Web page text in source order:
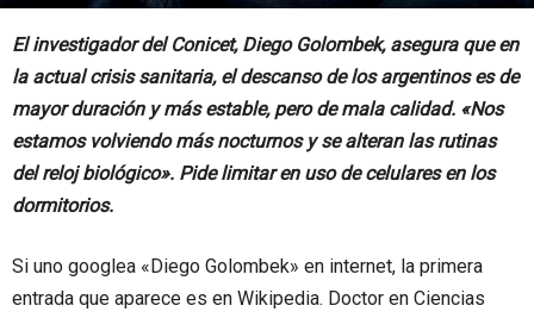
El investigador del Conicet, Diego Golombek, asegura que en
la actual crisis sanitaria, el descanso de los argentinos es de
mayor duración y más estable, pero de mala calidad. «Nos
estamos volviendo más nocturnos y se alteran las rutinas
del reloj biológico». Pide limitar en uso de celulares en los
dormitorios.
Si uno googlea «Diego Golombek» en internet, la primera
entrada que aparece es en Wikipedia. Doctor en Ciencias